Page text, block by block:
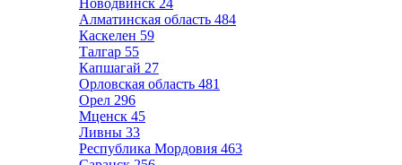
Новодвинск 24
Алматинская область 484
Каскелен 59
Талгар 55
Капшагай 27
Орловская область 481
Орел 296
Мценск 45
Ливны 33
Республика Мордовия 463